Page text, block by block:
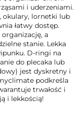
i uderzeniami.
okulary, lornetki lub
łatwy dostęp.
a
stanie. Lekka
D-ringi na
do plecaka lub
jest dyskretny i
podkreśla
trwałość i
i lekkością!